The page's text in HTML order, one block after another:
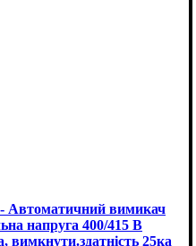
Автоматичний вимикач
напруга 400/415 В
вимкнути.здатність 25ка